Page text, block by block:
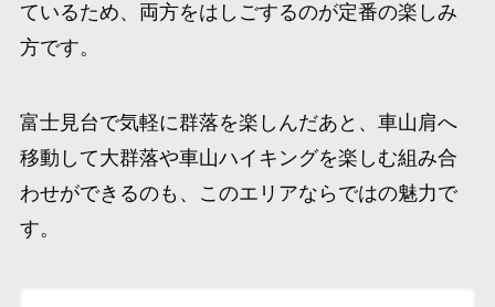
ているため、両方をはしごするのが定番の楽しみ
方です。
富士見台で気軽に群落を楽しんだあと、車山肩へ
移動して大群落や車山ハイキングを楽しむ組み合
わせができるのも、このエリアならではの魅力で
す。